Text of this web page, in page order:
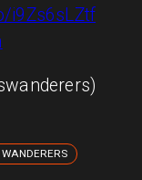
i9Zs6sLZtf